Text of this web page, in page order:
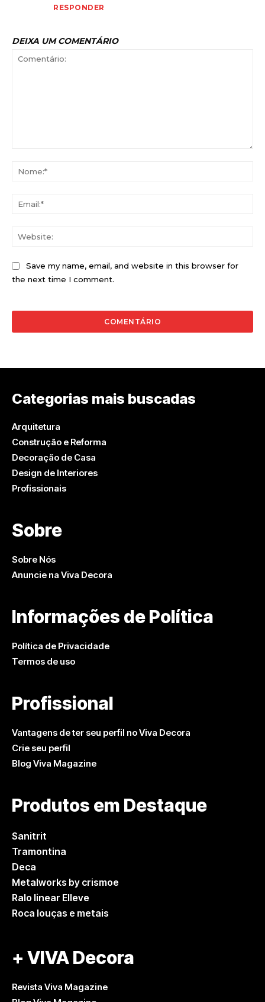
RESPONDER
DEIXA UM COMENTÁRIO
Save my name, email, and website in this browser for
the next time I comment.
Categorias mais buscadas
Arquitetura
Construção e Reforma
Decoração de Casa
Design de Interiores
Profissionais
Sobre
Sobre Nós
Anuncie na Viva Decora
Informações de Política
Política de Privacidade
Termos de uso
Profissional
Vantagens de ter seu perfil no Viva Decora
Crie seu perfil
Blog Viva Magazine
Produtos em Destaque
Sanitrit
Tramontina
Deca
Metalworks by crismoe
Ralo linear Elleve
Roca louças e metais
+ VIVA Decora
Revista Viva Magazine